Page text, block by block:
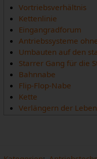
Vortriebsverhältnis
Kettenlinie
Eingangradforum
Antriebssysteme
Umbauten auf den
Starrer Gang für die
Bahnnabe
Flip-Flop-Nabe
Kette
Verlängern der